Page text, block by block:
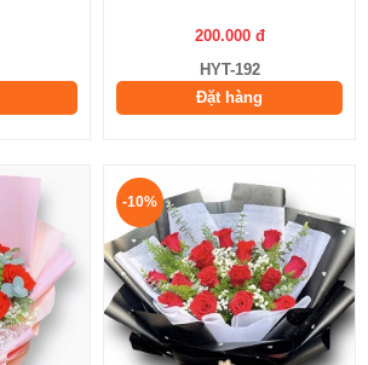
200.000 đ
HYT-192
Đặt hàng
-10%